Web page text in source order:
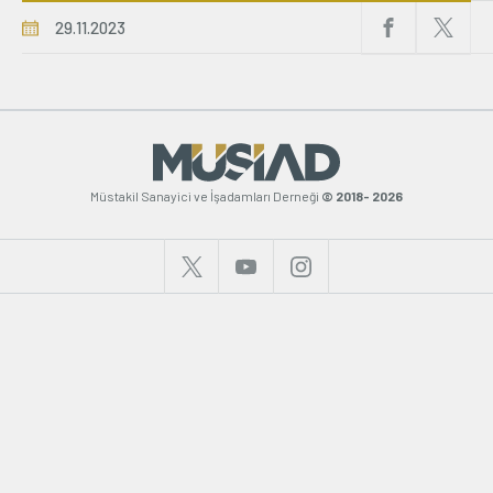
Üyelik
Hakkımızda İletişim
29.11.2023
Müstakil Sanayici ve İşadamları Derneği © 2018- 2026